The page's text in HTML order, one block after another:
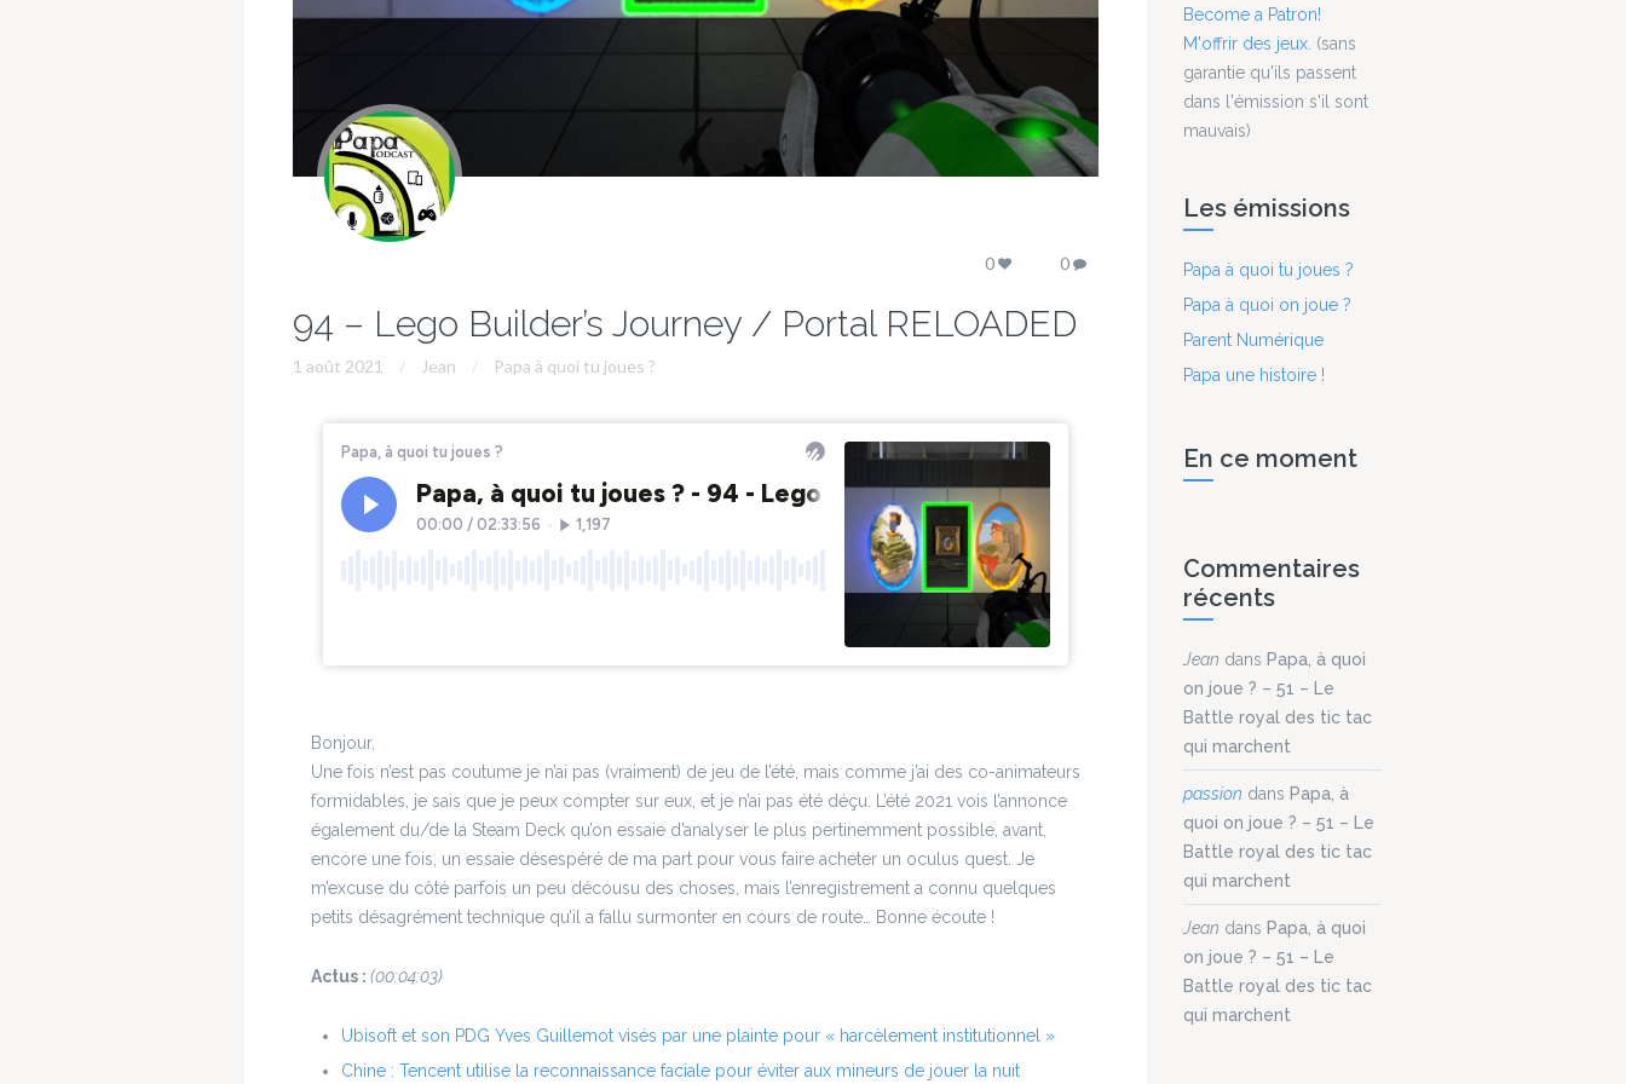
0 0
94 – Lego Builder’s Journey / Portal RELOADED
1 août 2021 Jean Papa à quoi tu joues ?
Bonjour,
Une fois n’est pas coutume je n’ai pas (vraiment) de jeu de l’été, mais comme j’ai des co-animateurs
formidables, je sais que je peux compter sur eux, et je n’ai pas été déçu. L’été 2021 vois l’annonce
également du/de la Steam Deck qu’on essaie d’analyser le plus pertinemment possible, avant,
encore une fois, un essaie désespéré de ma part pour vous faire acheter un oculus quest. Je
m’excuse du côté parfois un peu décousu des choses, mais l’enregistrement a connu quelques
petits désagrément technique qu’il a fallu surmonter en cours de route… Bonne écoute !
Actus : (00:04:03)
Ubisoft et son PDG Yves Guillemot visés par une plainte pour « harcèlement institutionnel »
Chine : Tencent utilise la reconnaissance faciale pour éviter aux mineurs de jouer la nuit
Become a Patron!
M'offrir des jeux. (sans
garantie qu'ils passent
dans l'émission s'il sont
mauvais)
Les émissions
Papa à quoi tu joues ?
Papa à quoi on joue ?
Parent Numérique
Papa une histoire !
En ce moment
Commentaires
récents
Jean dans Papa, à quoi
on joue ? – 51 – Le
Battle royal des tic tac
qui marchent
passion dans Papa, à
quoi on joue ? – 51 – Le
Battle royal des tic tac
qui marchent
Jean dans Papa, à quoi
on joue ? – 51 – Le
Battle royal des tic tac
qui marchent